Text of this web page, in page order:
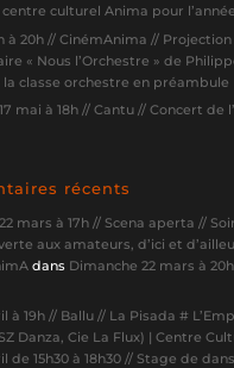
culturel Anima pour
à 20h // CinémAnima //
« Nous l’Orchestre » de
classe orchestre en préambule
mai à 18h // Cantu // Concert de
récents
mars à 17h // Scena aperta //
aux amateurs, d’ici et
dans Dimanche 22 mars à
à 19h // Ballu // La Pisada #
Danza, Cie La Flux) | Centre
de 15h30 à 18h30 // Stage de